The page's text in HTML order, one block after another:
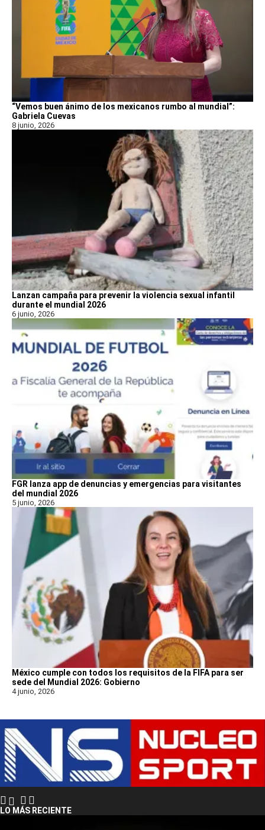
“Vemos buen ánimo de los mexicanos rumbo al mundial”:
Gabriela Cuevas
8 junio, 2026
Lanzan campaña para prevenir la violencia sexual infantil
durante el mundial 2026
6 junio, 2026
FGR lanza app de denuncias y emergencias para visitantes
del mundial 2026
5 junio, 2026
México cumple con todos los requisitos de la FIFA para ser
sede del Mundial 2026: Gobierno
4 junio, 2026
LO MÁS RECIENTE